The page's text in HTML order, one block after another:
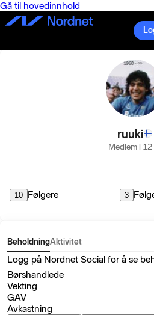
Gå til hovedinnhold
ruuki
Medlem i 12
10 Følgere 3
BeholdningAktivitet
Logg på Nordnet Social for å se
Børshandlede
Vekting
GAV
Avkastning